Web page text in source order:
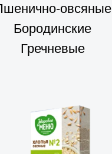
овсяные
Бородинские
Гречневые